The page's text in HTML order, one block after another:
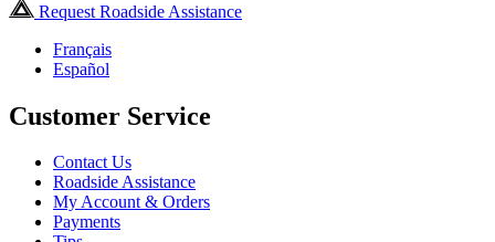
Request Roadside Assistance
Français
Español
Customer Service
Contact Us
Roadside Assistance
My Account & Orders
Payments